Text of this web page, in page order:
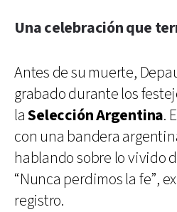
Una celebración que
Antes de su muerte,
grabado durante los
laSelección Argentina.
con una bandera
hablando sobre lo vivido
“Nunca perdimos la fe”,
registro.